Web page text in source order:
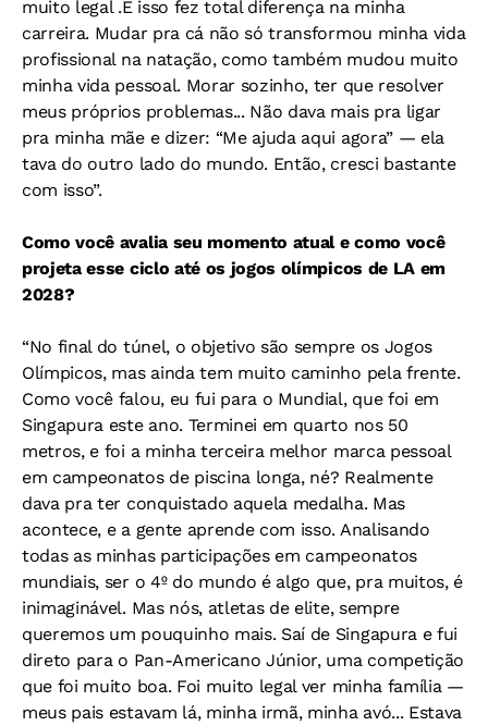
muito legal .E isso fez total diferença na minha
carreira. Mudar pra cá não só transformou minha vida
profissional na natação, como também mudou muito
minha vida pessoal. Morar sozinho, ter que resolver
meus próprios problemas... Não dava mais pra ligar
pra minha mãe e dizer: “Me ajuda aqui agora” — ela
tava do outro lado do mundo. Então, cresci bastante
com isso”.
Como você avalia seu momento atual e como você
projeta esse ciclo até os jogos olímpicos de LA em
2028?
“No final do túnel, o objetivo são sempre os Jogos
Olímpicos, mas ainda tem muito caminho pela frente.
Como você falou, eu fui para o Mundial, que foi em
Singapura este ano. Terminei em quarto nos 50
metros, e foi a minha terceira melhor marca pessoal
em campeonatos de piscina longa, né? Realmente
dava pra ter conquistado aquela medalha. Mas
acontece, e a gente aprende com isso. Analisando
todas as minhas participações em campeonatos
mundiais, ser o 4º do mundo é algo que, pra muitos, é
inimaginável. Mas nós, atletas de elite, sempre
queremos um pouquinho mais. Saí de Singapura e fui
direto para o Pan-Americano Júnior, uma competição
que foi muito boa. Foi muito legal ver minha família —
meus pais estavam lá, minha irmã, minha avó... Estava